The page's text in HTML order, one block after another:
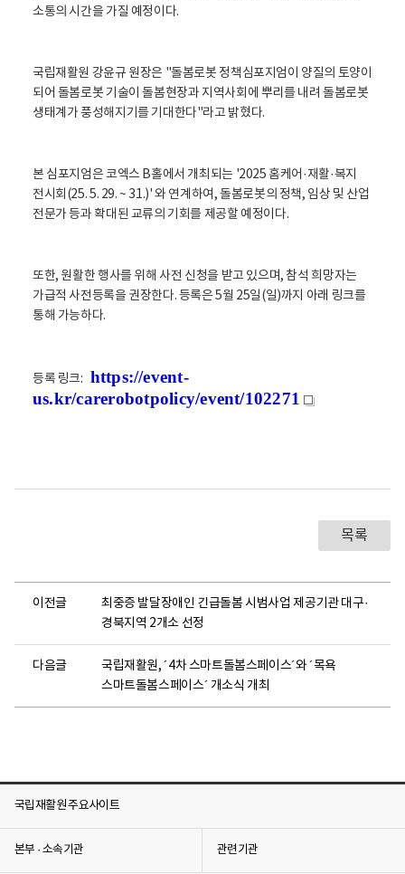
소통의 시간을 가질 예정이다.
국립재활원 강윤규 원장은 "돌봄로봇 정책심포지엄이 양질의 토양이
되어 돌봄로봇 기술이 돌봄현장과 지역사회에 뿌리를 내려 돌봄로봇
생태계가 풍성해지기를 기대한다"라고 밝혔다.
본 심포지엄은 코엑스 B홀에서 개최되는 '2025 홈케어·재활·복지
전시회(25. 5. 29. ~ 31.)' 와 연계하여, 돌봄로봇의 정책, 임상 및 산업
전문가 등과 확대된 교류의 기회를 제공할 예정이다.
또한, 원활한 행사를 위해 사전 신청을 받고 있으며, 참석 희망자는
가급적 사전등록을 권장한다. 등록은 5월 25일(일)까지 아래 링크를
통해 가능하다.
등록 링크: https://event-
us.kr/carerobotpolicy/event/102271 새
목록
이전글
최중증 발달장애인 긴급돌봄 시범사업 제공기관 대구·
경북지역 2개소 선정
다음글
국립재활원, ´4차 스마트돌봄스페이스´와 ´목욕
스마트돌봄스페이스´ 개소식 개최
국립재활원 주요사이트
본부 · 소속기관 관련기관